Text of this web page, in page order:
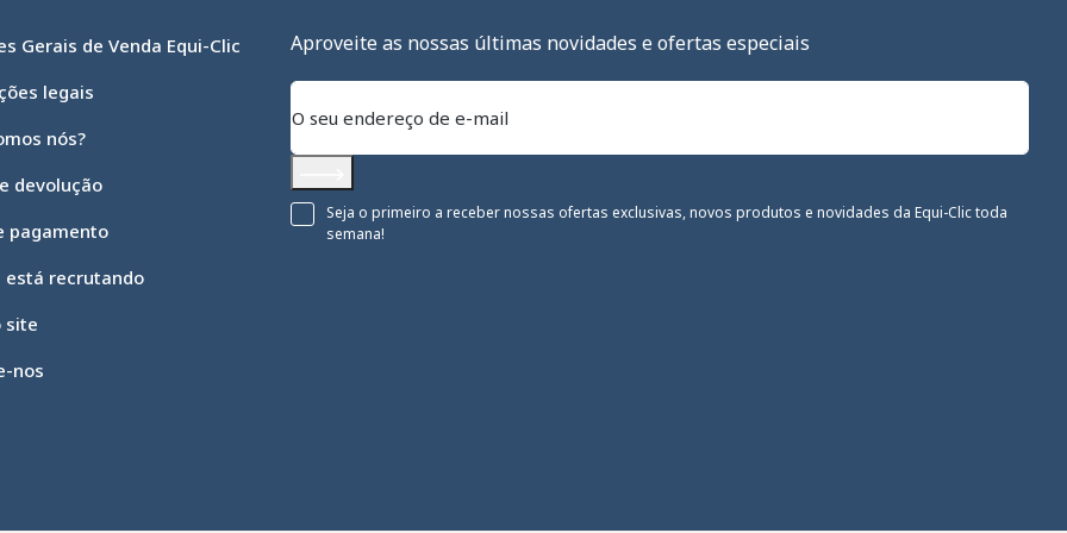
Gerais de Venda Equi-Clic
legais
nós?
devolução
pagamento
está recrutando
site
nos
Aproveite as nossas últimas novidades e ofertas especiais
Subscrever
Seja o primeiro a receber nossas ofertas exclusivas, novos produtos e novidades da Equi-Clic toda
semana!